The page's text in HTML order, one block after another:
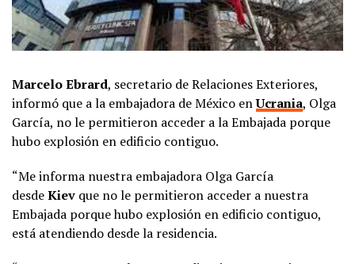
Marcelo Ebrard, secretario de Relaciones Exteriores,
informó que a la embajadora de México enUcrania, Olga
García, no le permitieron acceder a la Embajada porque
hubo explosión en edificio contiguo.
“Me informa nuestra embajadora Olga García
desdeKiev que no le permitieron acceder a nuestra
Embajada porque hubo explosión en edificio contiguo,
está atendiendo desde la residencia.